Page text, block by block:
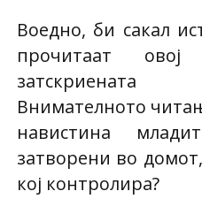
Воедно, би сакал
прочитаат
Внимателното
навистина
затворени во
кој контролира?